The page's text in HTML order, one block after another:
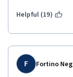
médicos a las
Helpful (19)
F Fortino